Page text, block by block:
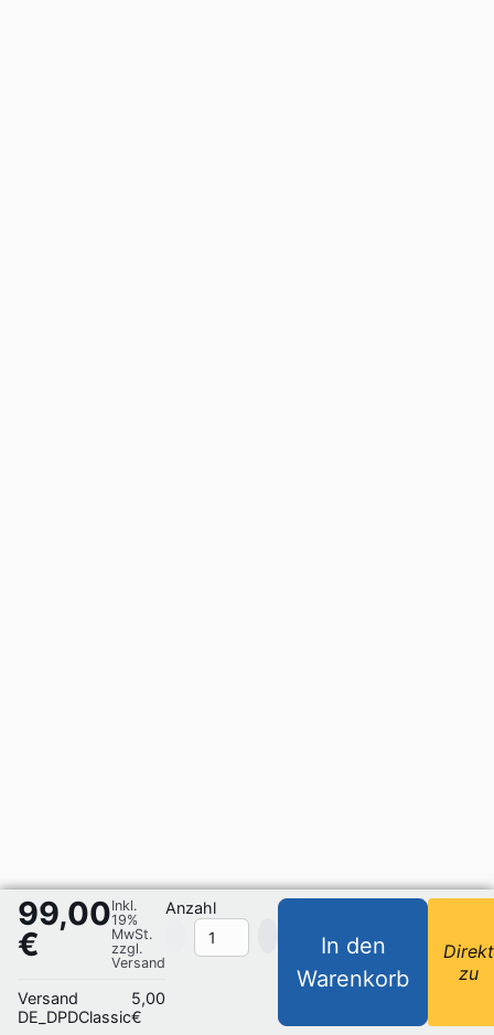
99,00
€
Inkl.
19%
MwSt.
zzgl.
Versand
Versand
DE_DPDClassic
5,00
€
Anzahl
In den
Warenkorb
Direkt
zu